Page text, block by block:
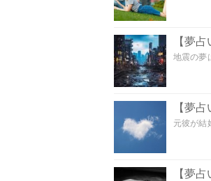
【夢
地震の夢
【夢
元彼が結
【夢